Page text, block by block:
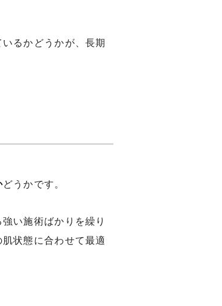
るかどうかが、長期
どうかです。
い施術ばかりを繰り
状態に合わせて最適